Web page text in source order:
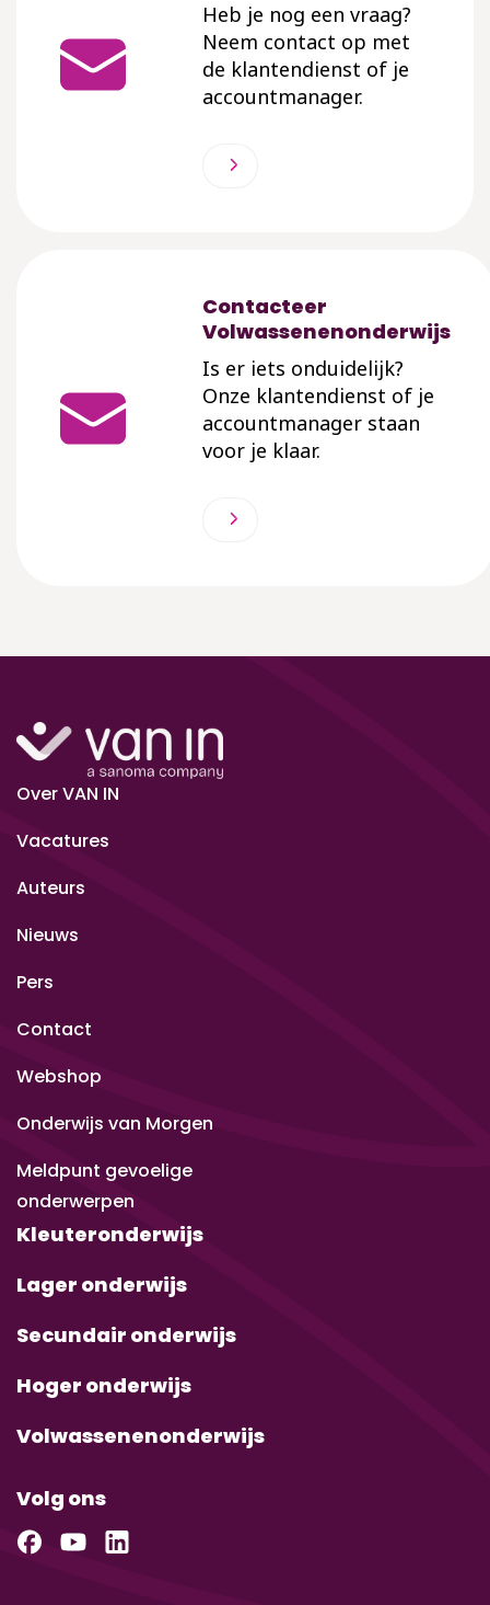
Heb je nog een vraag?
Neem contact op met
de klantendienst of je
accountmanager.
Contacteer
Volwassenenonderwijs
Is er iets onduidelijk?
Onze klantendienst of je
accountmanager staan
voor je klaar.
Over VAN IN
Vacatures
Auteurs
Nieuws
Pers
Contact
Webshop
Onderwijs van Morgen
Meldpunt gevoelige
onderwerpen
Kleuteronderwijs
Lager onderwijs
Secundair onderwijs
Hoger onderwijs
Volwassenenonderwijs
Volg ons